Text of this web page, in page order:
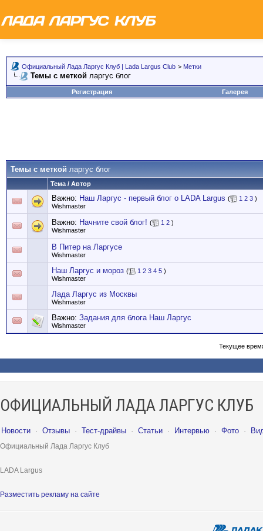
Официальный Лада Ларгус Клуб | Lada Largus Club > Метки
Темы с меткой ларгус блог
Регистрация Галерея
Темы с меткой ларгус блог
Тема / Автор
Важно: Наш Ларгус - первый блог о LADA Largus ( 1 2 3 )
Wishmaster
Важно: Начните свой блог! ( 1 2 )
Wishmaster
В Питер на Ларгусе
Wishmaster
Наш Ларгус и мороз ( 1 2 3 4 5 )
Wishmaster
Лада Ларгус из Москвы
Wishmaster
Важно: Задания для блога Наш Ларгус
Wishmaster
Текущее
ОФИЦИАЛЬНЫЙ ЛАДА ЛАРГУС КЛУБ
Новости · Отзывы · Тест-драйвы · Статьи · Интервью · Фото ·
Официальный Лада Ларгус Клуб
LADA Largus
Разместить рекламу на сайте